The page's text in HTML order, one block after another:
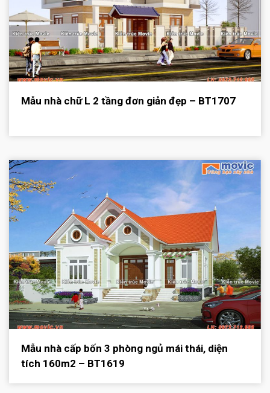
Mẫu nhà chữ L 2 tầng đơn giản đẹp – BT1707
Mẫu nhà cấp bốn 3 phòng ngủ mái thái, diện
tích 160m2 – BT1619